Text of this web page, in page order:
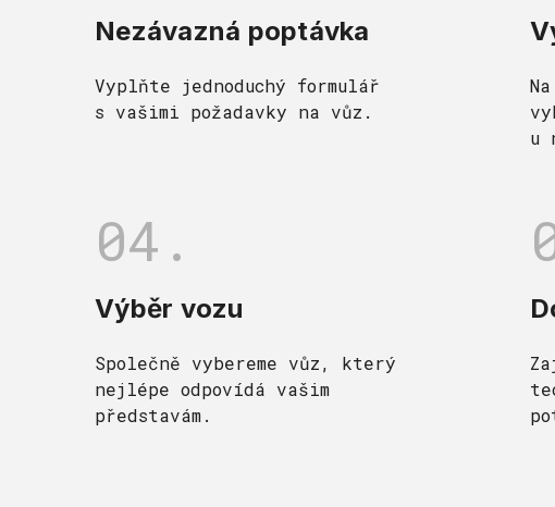
Nezávazná poptávka
Vyplňte jednoduchý formulář
s vašimi požadavky na vůz.
u
04.
Výběr vozu
Společně vybereme vůz, který
nejlépe odpovídá vašim
představám.